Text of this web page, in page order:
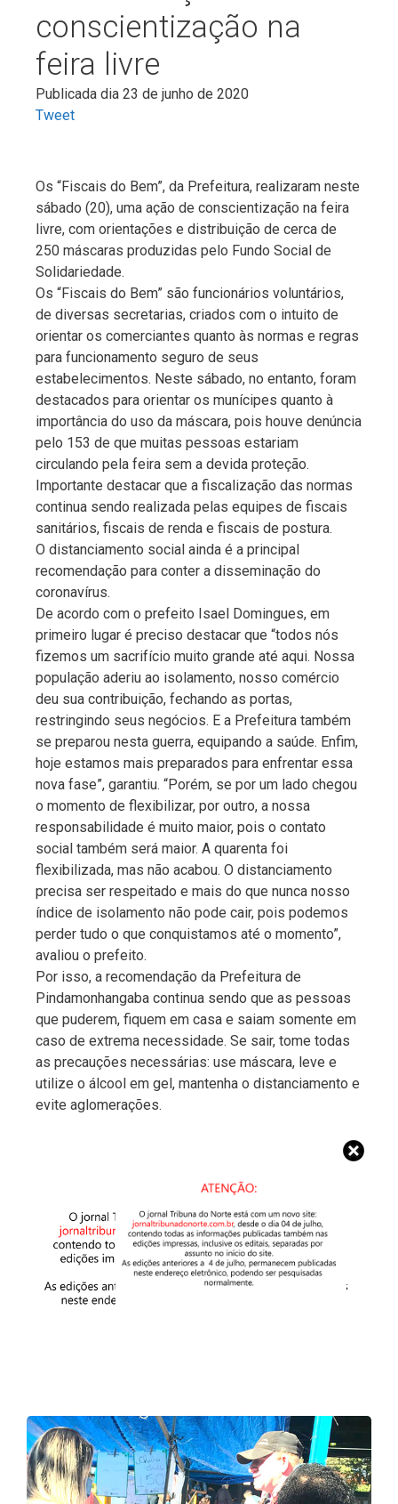
conscientização na
feira livre
Publicada dia 23 de junho de 2020
Tweet
Os “Fiscais do Bem”, da Prefeitura, realizaram neste
sábado (20), uma ação de conscientização na feira
livre, com orientações e distribuição de cerca de
250 máscaras produzidas pelo Fundo Social de
Solidariedade.
Os “Fiscais do Bem” são funcionários voluntários,
de diversas secretarias, criados com o intuito de
orientar os comerciantes quanto às normas e regras
para funcionamento seguro de seus
estabelecimentos. Neste sábado, no entanto, foram
destacados para orientar os munícipes quanto à
importância do uso da máscara, pois houve denúncia
pelo 153 de que muitas pessoas estariam
circulando pela feira sem a devida proteção.
Importante destacar que a fiscalização das normas
continua sendo realizada pelas equipes de fiscais
sanitários, fiscais de renda e fiscais de postura.
O distanciamento social ainda é a principal
recomendação para conter a disseminação do
coronavírus.
De acordo com o prefeito Isael Domingues, em
primeiro lugar é preciso destacar que “todos nós
fizemos um sacrifício muito grande até aqui. Nossa
população aderiu ao isolamento, nosso comércio
deu sua contribuição, fechando as portas,
restringindo seus negócios. E a Prefeitura também
se preparou nesta guerra, equipando a saúde. Enfim,
hoje estamos mais preparados para enfrentar essa
nova fase”, garantiu. “Porém, se por um lado chegou
o momento de flexibilizar, por outro, a nossa
responsabilidade é muito maior, pois o contato
social também será maior. A quarenta foi
flexibilizada, mas não acabou. O distanciamento
precisa ser respeitado e mais do que nunca nosso
índice de isolamento não pode cair, pois podemos
perder tudo o que conquistamos até o momento”,
avaliou o prefeito.
Por isso, a recomendação da Prefeitura de
Pindamonhangaba continua sendo que as pessoas
que puderem, fiquem em casa e saiam somente em
caso de extrema necessidade. Se sair, tome todas
as precauções necessárias: use máscara, leve e
utilize o álcool em gel, mantenha o distanciamento e
evite aglomerações.